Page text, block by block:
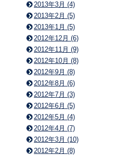
2013年3月 (4)
2013年2月 (5)
2013年1月 (5)
2012年12月 (6)
2012年11月 (9)
2012年10月 (8)
2012年9月 (8)
2012年8月 (6)
2012年7月 (3)
2012年6月 (5)
2012年5月 (4)
2012年4月 (7)
2012年3月 (10)
2012年2月 (8)